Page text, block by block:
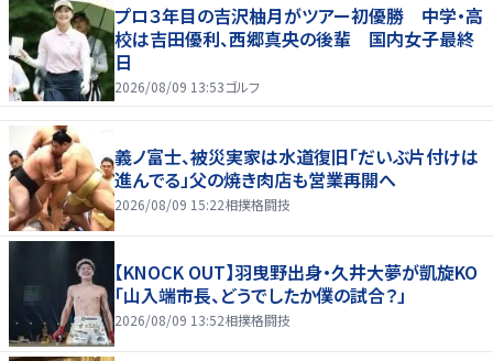
プロ３年目の吉沢柚月がツアー初優勝 中学・高
校は吉田優利、西郷真央の後輩 国内女子最終
日
2026/08/09 13:53ゴルフ
義ノ富士、被災実家は水道復旧「だいぶ片付けは
進んでる」父の焼き肉店も営業再開へ
2026/08/09 15:22相撲格闘技
【KNOCK OUT】羽曳野出身・久井大夢が凱旋KO
「山入端市長、どうでしたか僕の試合？」
2026/08/09 13:52相撲格闘技